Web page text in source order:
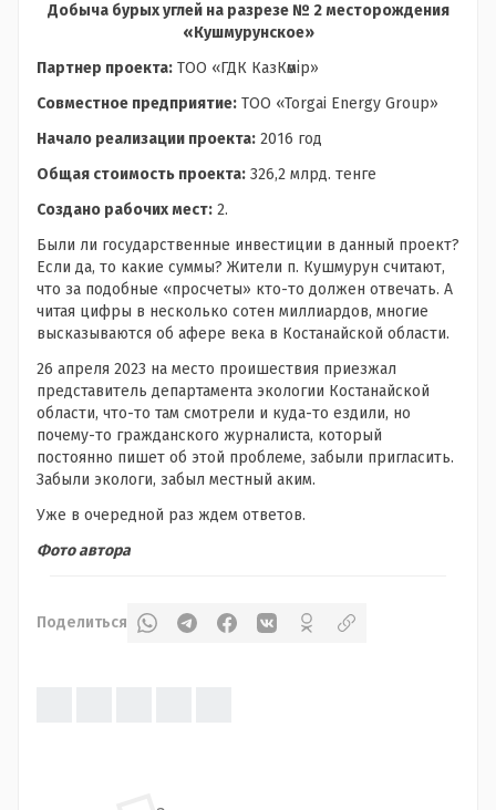
Добыча бурых углей на разрезе № 2 месторождения
«Кушмурунское»
Партнер проекта: ТОО «ГДК КазКөмір»
Совместное предприятие: ТОО «Torgai Energy Group»
Начало реализации проекта: 2016 год
Общая стоимость проекта: 326,2 млрд. тенге
Создано рабочих мест: 2.
Были ли государственные инвестиции в данный проект?
Если да, то какие суммы? Жители п. Кушмурун считают,
что за подобные «просчеты» кто-то должен отвечать. А
читая цифры в несколько сотен миллиардов, многие
высказываются об афере века в Костанайской области.
26 апреля 2023 на место проишествия приезжал
представитель департамента экологии Костанайской
области, что-то там смотрели и куда-то ездили, но
почему-то гражданского журналиста, который
постоянно пишет об этой проблеме, забыли пригласить.
Забыли экологи, забыл местный аким.
Уже в очередной раз ждем ответов.
Фото автора
Поделиться